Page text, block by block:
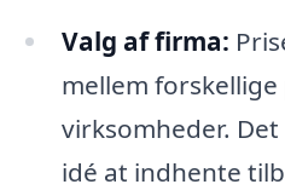
Valg af firma:
mellem
virksomheder.
idé at indhente